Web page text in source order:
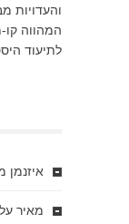
והעדויות
המהווה
לתיעוד
איזנמן
מאיר על